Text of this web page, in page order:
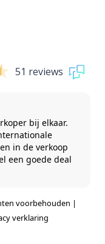
51 reviews
bij elkaar.
in de verkoop
een goede deal
voorbehouden |
verklaring